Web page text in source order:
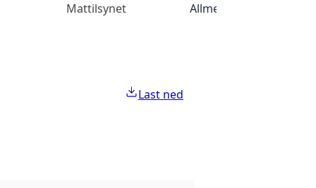
Mattilsynet Allmenn tilgang
Last ned